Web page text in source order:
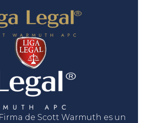
de Scott Warmuth es un